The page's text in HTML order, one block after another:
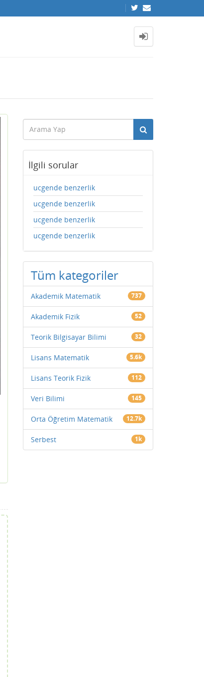
İlgili sorular
ucgende benzerlik
ucgende benzerlik
ucgende benzerlik
ucgende benzerlik
Tüm kategoriler
Akademik Matematik 737
Akademik Fizik 52
Teorik Bilgisayar Bilimi 32
Lisans Matematik 5.6k
Lisans Teorik Fizik 112
Veri Bilimi 145
Orta Öğretim Matematik 12.7k
Serbest 1k